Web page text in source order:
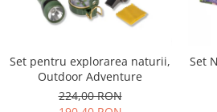
Set pentru explorarea naturii,
Outdoor Adventure
224,00 RON
Set